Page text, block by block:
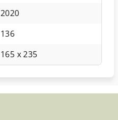
2020
136
165 x 235